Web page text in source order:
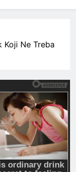
Koji Ne Treba